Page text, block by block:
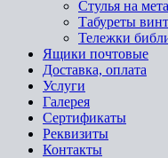
Стулья на
Табуреты
Тележки
Ящики почтовые
Доставка, оплата
Услуги
Галерея
Сертификаты
Реквизиты
Контакты